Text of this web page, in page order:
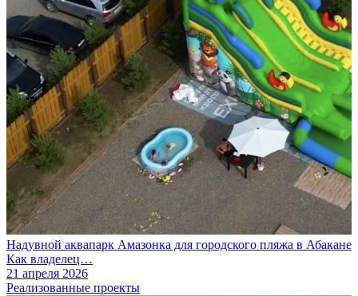
Надувной аквапарк Амазонка для городского пляжа в Абакане
Как владелец…
21 апреля 2026
Реализованные проекты